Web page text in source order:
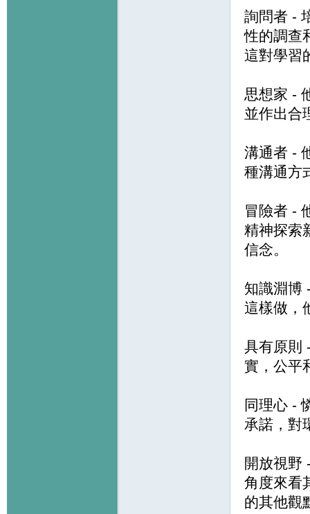
詢問者 -
性的調查
這對學習
思想家 -
並作出合
溝通者 -
種溝通方
冒險者 -
精神探索
信念。
知識淵博
這樣做，
具有原則
實，公平
同理心 -
承諾，對
開放視野
角度來看
的其他觀